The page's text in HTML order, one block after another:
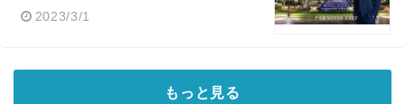
2023/3/1
もっと見る